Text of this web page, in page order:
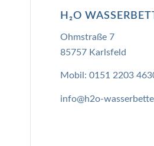
H₂O
Ohmstraße 7
85757 Karlsfeld
Mobil:0151 2203
info@h2o-